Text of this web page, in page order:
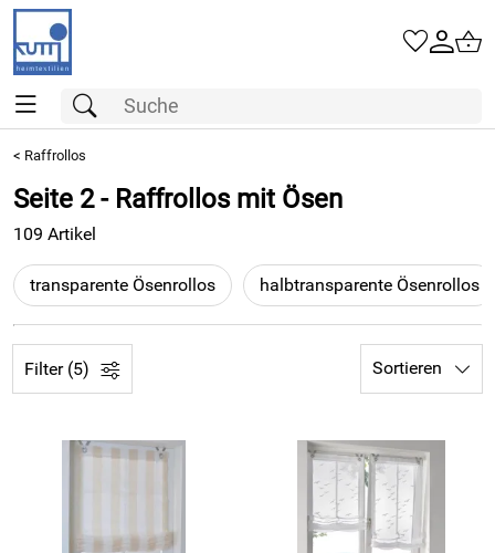
< Raffrollos
Seite 2 - Raffrollos mit Ösen
109 Artikel
transparente Ösenrollos halbtransparente Ösenrollos
Filter (5) Sortieren